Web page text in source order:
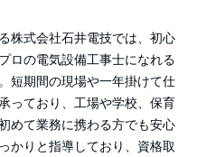
株式会社石井電技では、初心
ロの電気設備工事士になれる
短期間の現場や一年掛けて仕
っており、工場や学校、保育
めて業務に携わる方でも安心
かりと指導しており、資格取